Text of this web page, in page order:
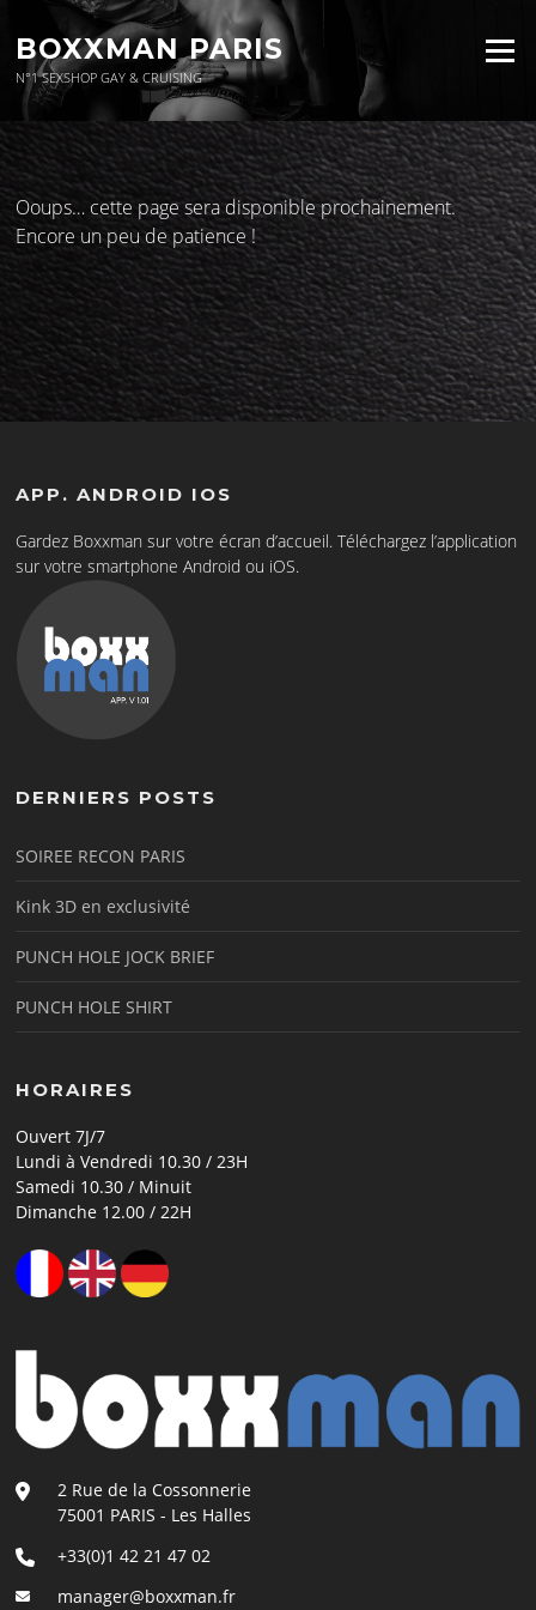
au
contenu
BOXXMAN PARIS
N°1 SEXSHOP GAY & CRUISING
Menu
Ooups… cette page sera disponible prochainement.
Encore un peu de patience !
APP. ANDROID IOS
Gardez Boxxman sur votre écran d’accueil. Téléchargez l’application
sur votre smartphone Android ou iOS.
DERNIERS POSTS
SOIREE RECON PARIS
Kink 3D en exclusivité
PUNCH HOLE JOCK BRIEF
PUNCH HOLE SHIRT
HORAIRES
Ouvert 7J/7
Lundi à Vendredi 10.30 / 23H
Samedi 10.30 / Minuit
Dimanche 12.00 / 22H
2 Rue de la Cossonnerie
75001 PARIS - Les Halles
+33(0)1 42 21 47 02
manager@boxxman.fr